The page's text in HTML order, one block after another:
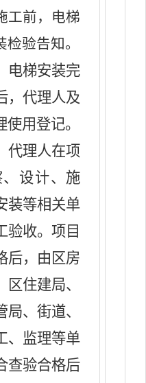
工前，电梯
验告知。
电梯安装完
，代理人及
使用登记。
代理人在项
设计、 施
装等相关单
验收。项目
后，由区房
区住建局、
、街道、
、监理等单
查验合格后